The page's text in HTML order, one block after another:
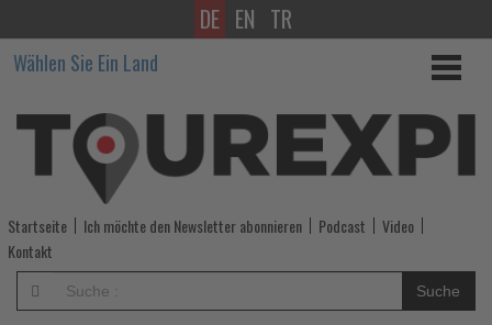
Neue
Horizonte
für
Best
Ager:
Mauritius
entspannt
DE EN TR
Wählen Sie Ein Land
Startseite Ich möchte den Newsletter abonnieren Podcast
Video
Kontakt
Suche